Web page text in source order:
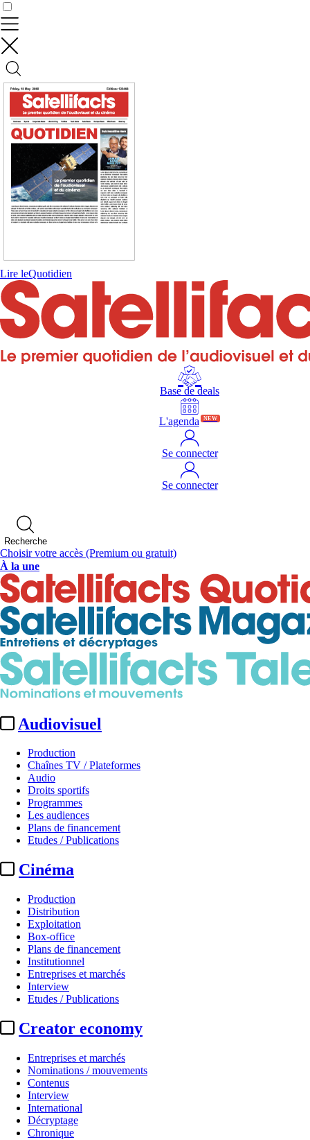
Lire leQuotidien
Base de deals
L'agenda NEW
Se connecter
Se connecter
Recherche
Choisir votre accès (Premium ou gratuit)
À la une
Audiovisuel
Production
Chaînes TV / Plateformes
Audio
Droits sportifs
Programmes
Les audiences
Plans de financement
Etudes / Publications
Cinéma
Production
Distribution
Exploitation
Box-office
Plans de financement
Institutionnel
Entreprises et marchés
Interview
Etudes / Publications
Creator economy
Entreprises et marchés
Nominations / mouvements
Contenus
Interview
International
Décryptage
Chronique
Contrôler vos données